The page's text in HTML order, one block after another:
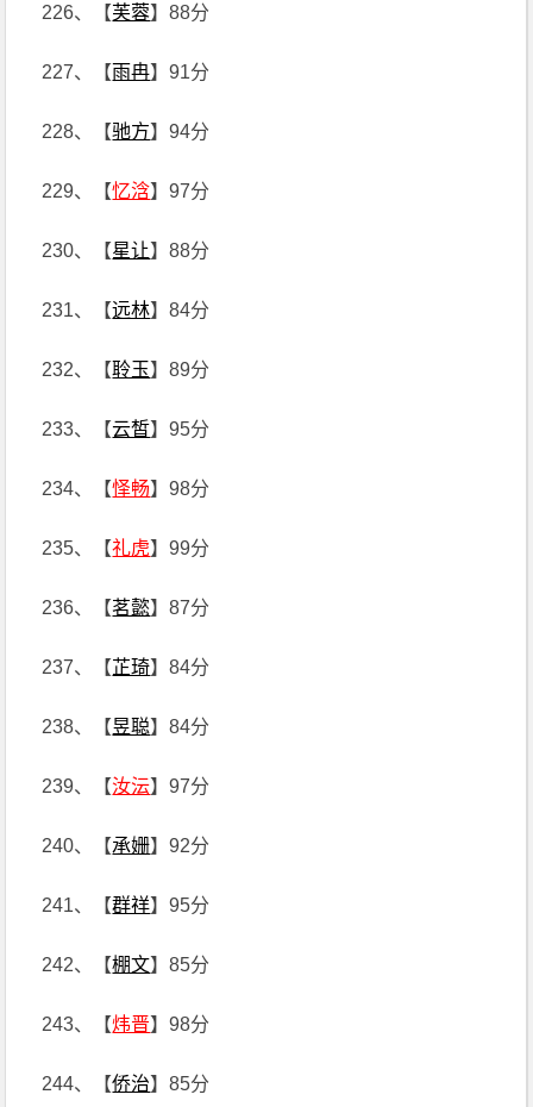
226、【芙蓉】88分
227、【雨冉】91分
228、【驰方】94分
229、【忆浛】97分
230、【星让】88分
231、【远林】84分
232、【聆玉】89分
233、【云皙】95分
234、【怿畅】98分
235、【礼虎】99分
236、【茗懿】87分
237、【芷琦】84分
238、【昱聪】84分
239、【汝沄】97分
240、【承姗】92分
241、【群祥】95分
242、【棚文】85分
243、【炜晋】98分
244、【侨治】85分